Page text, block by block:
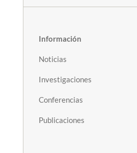
Información
Noticias
Investigaciones
Conferencias
Publicaciones